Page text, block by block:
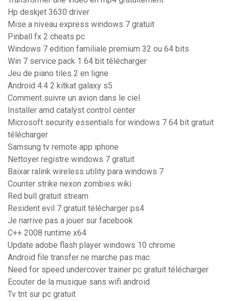
Hp deskjet 3630 driver
Mise a niveau express windows 7 gratuit
Pinball fx 2 cheats pc
Windows 7 edition familiale premium 32 ou 64 bits
Win 7 service pack 1 64 bit télécharger
Jeu de piano tiles 2 en ligne
Android 4.4 2 kitkat galaxy s5
Comment suivre un avion dans le ciel
Installer amd catalyst control center
Microsoft security essentials for windows 7 64 bit gratuit
télécharger
Samsung tv remote app iphone
Nettoyer registre windows 7 gratuit
Baixar ralink wireless utility para windows 7
Counter strike nexon zombies wiki
Red bull gratuit stream
Resident evil 7 gratuit télécharger ps4
Je narrive pas a jouer sur facebook
C++ 2008 runtime x64
Update adobe flash player windows 10 chrome
Android file transfer ne marche pas mac
Need for speed undercover trainer pc gratuit télécharger
Ecouter de la musique sans wifi android
Tv tnt sur pc gratuit